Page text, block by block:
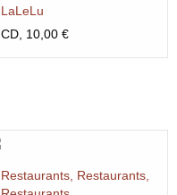
LaLeLu
CD, 10,00 €
Restaurants, Restaurants,